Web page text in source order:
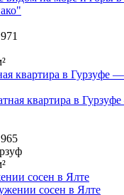
квартира в Гурзуфе
сосен в Ялте